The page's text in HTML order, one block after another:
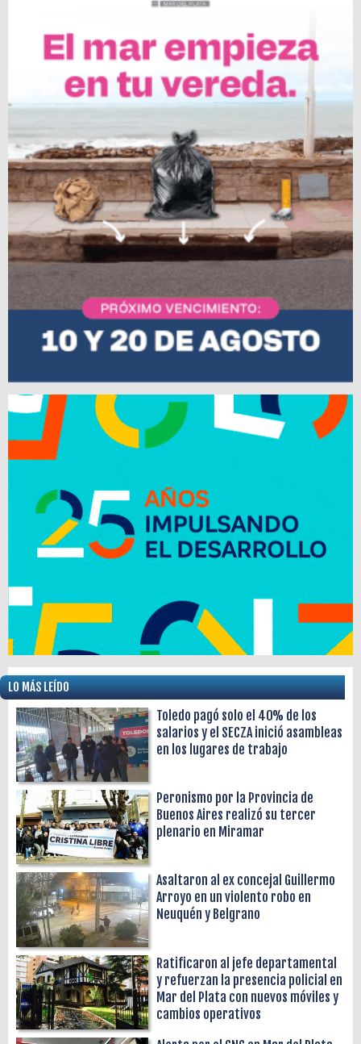
LO MÁS LEÍDO
Toledo pagó solo el 40% de los
salarios y el SECZA inició asambleas
en los lugares de trabajo
Peronismo por la Provincia de
Buenos Aires realizó su tercer
plenario en Miramar
Asaltaron al ex concejal Guillermo
Arroyo en un violento robo en
Neuquén y Belgrano
Ratificaron al jefe departamental
y refuerzan la presencia policial en
Mar del Plata con nuevos móviles y
cambios operativos